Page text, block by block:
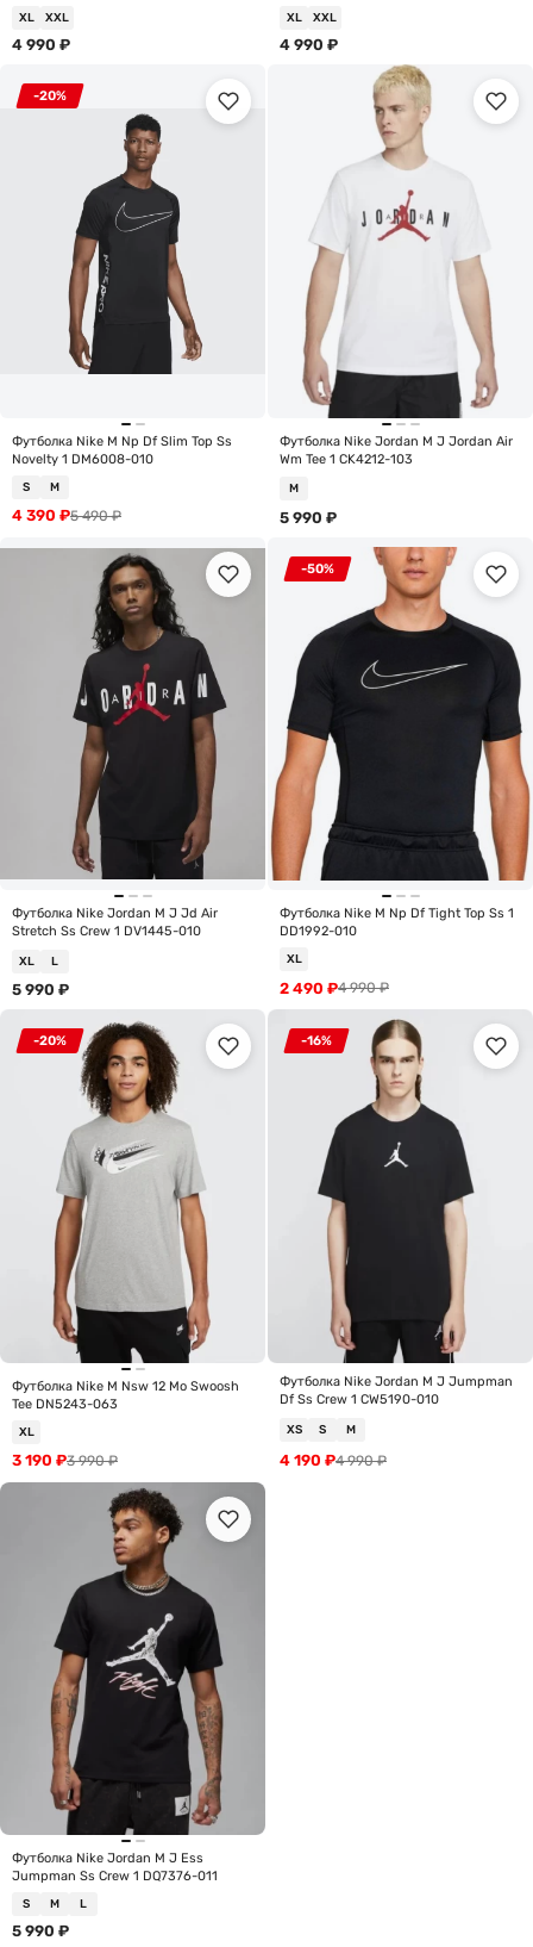
XL XXL
4 990 ₽
XL XXL
4 990 ₽
-20%
Футболка Nike M Np Df Slim Top Ss
Novelty 1 DM6008-010
S M
5 490₽
4 390 ₽
Футболка Nike Jordan M J Jordan Air
Wm Tee 1 CK4212-103
M
5 990 ₽
Футболка Nike Jordan M J Jd Air
Stretch Ss Crew 1 DV1445-010
XL L
5 990 ₽
-50%
Футболка Nike M Np Df Tight Top Ss 1
DD1992-010
XL
4 990₽
2 490 ₽
-20%
Футболка Nike M Nsw 12 Mo Swoosh
Tee DN5243-063
XL
3 990₽
3 190 ₽
-16%
Футболка Nike Jordan M J Jumpman
Df Ss Crew 1 CW5190-010
XS S M
4 990₽
4 190 ₽
Футболка Nike Jordan M J Ess
Jumpman Ss Crew 1 DQ7376-011
S M L
5 990 ₽